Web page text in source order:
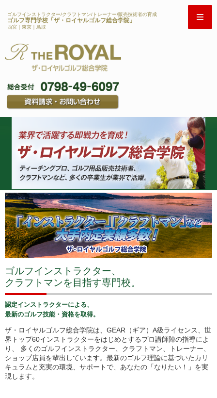
ゴルフインストラクター/クラフトマン/トレーナー/販売技術者の育成
ゴルフ専門学校「ザ・ロイヤルゴルフ総合学院」
西宮｜東京｜鳥取
ゴルフインストラクター、
クラフトマンを目指す専門校。
認定インストラクターによる、
最新のゴルフ技能・資格を取得。
ザ・ロイヤルゴルフ総合学院は、GEAR（ギア）A級ライセンス、世
界トップ60インストラクターをはじめとするプロ講師陣の指導によ
り、 多くのゴルフインストラクター、クラフトマン、トレーナー、
ショップ店員を輩出しています。最新のゴルフ理論に基づいたカリ
キュラムと充実の環境、サポートで、あなたの「なりたい！」を実
現します。